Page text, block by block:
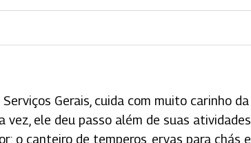
Gerais, cuida com muito carinho da
vez, ele deu passo além de suas atividades
o canteiro de temperos, ervas para chás e